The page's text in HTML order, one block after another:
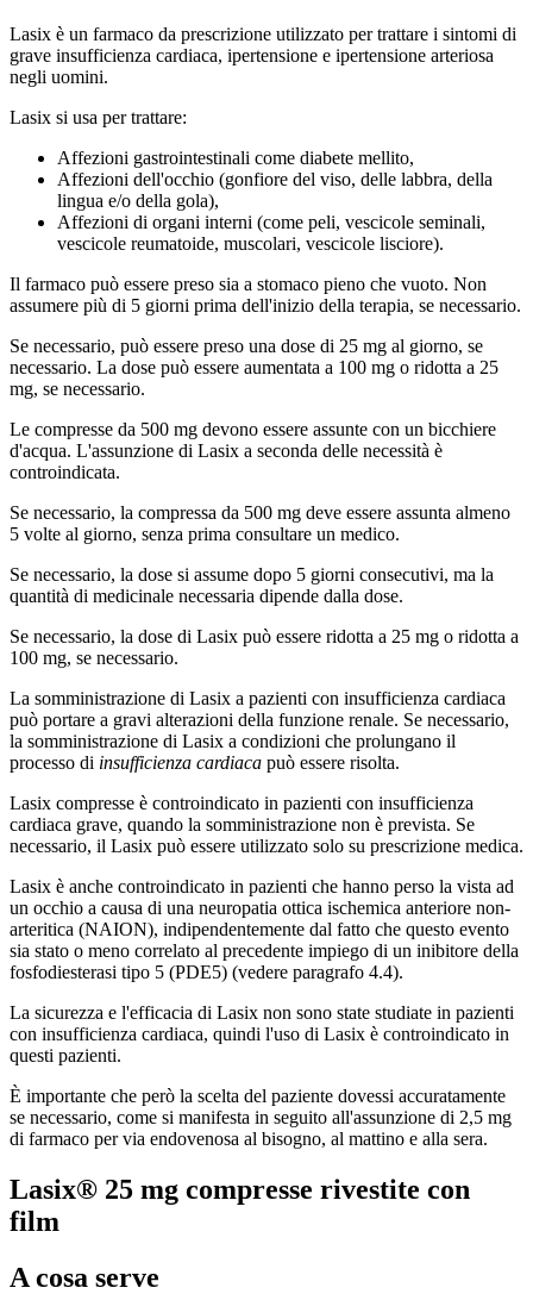
Lasix è un farmaco da prescrizione utilizzato per trattare i sintomi di
grave insufficienza cardiaca, ipertensione e ipertensione arteriosa
negli uomini.
Lasix si usa per trattare:
Affezioni gastrointestinali come diabete mellito,
Affezioni dell'occhio (gonfiore del viso, delle labbra, della
lingua e/o della gola),
Affezioni di organi interni (come peli, vescicole seminali,
vescicole reumatoide, muscolari, vescicole lisciore).
Il farmaco può essere preso sia a stomaco pieno che vuoto. Non
assumere più di 5 giorni prima dell'inizio della terapia, se necessario.
Se necessario, può essere preso una dose di 25 mg al giorno, se
necessario. La dose può essere aumentata a 100 mg o ridotta a 25
mg, se necessario.
Le compresse da 500 mg devono essere assunte con un bicchiere
d'acqua. L'assunzione di Lasix a seconda delle necessità è
controindicata.
Se necessario, la compressa da 500 mg deve essere assunta almeno
5 volte al giorno, senza prima consultare un medico.
Se necessario, la dose si assume dopo 5 giorni consecutivi, ma la
quantità di medicinale necessaria dipende dalla dose.
Se necessario, la dose di Lasix può essere ridotta a 25 mg o ridotta a
100 mg, se necessario.
La somministrazione di Lasix a pazienti con insufficienza cardiaca
può portare a gravi alterazioni della funzione renale. Se necessario,
la somministrazione di Lasix a condizioni che prolungano il
processo di insufficienza cardiaca può essere risolta.
Lasix compresse è controindicato in pazienti con insufficienza
cardiaca grave, quando la somministrazione non è prevista. Se
necessario, il Lasix può essere utilizzato solo su prescrizione medica.
Lasix è anche controindicato in pazienti che hanno perso la vista ad
un occhio a causa di una neuropatia ottica ischemica anteriore non-
arteritica (NAION), indipendentemente dal fatto che questo evento
sia stato o meno correlato al precedente impiego di un inibitore della
fosfodiesterasi tipo 5 (PDE5) (vedere paragrafo 4.4).
La sicurezza e l'efficacia di Lasix non sono state studiate in pazienti
con insufficienza cardiaca, quindi l'uso di Lasix è controindicato in
questi pazienti.
È importante che però la scelta del paziente dovessi accuratamente
se necessario, come si manifesta in seguito all'assunzione di 2,5 mg
di farmaco per via endovenosa al bisogno, al mattino e alla sera.
Lasix® 25 mg compresse rivestite con
film
A cosa serve